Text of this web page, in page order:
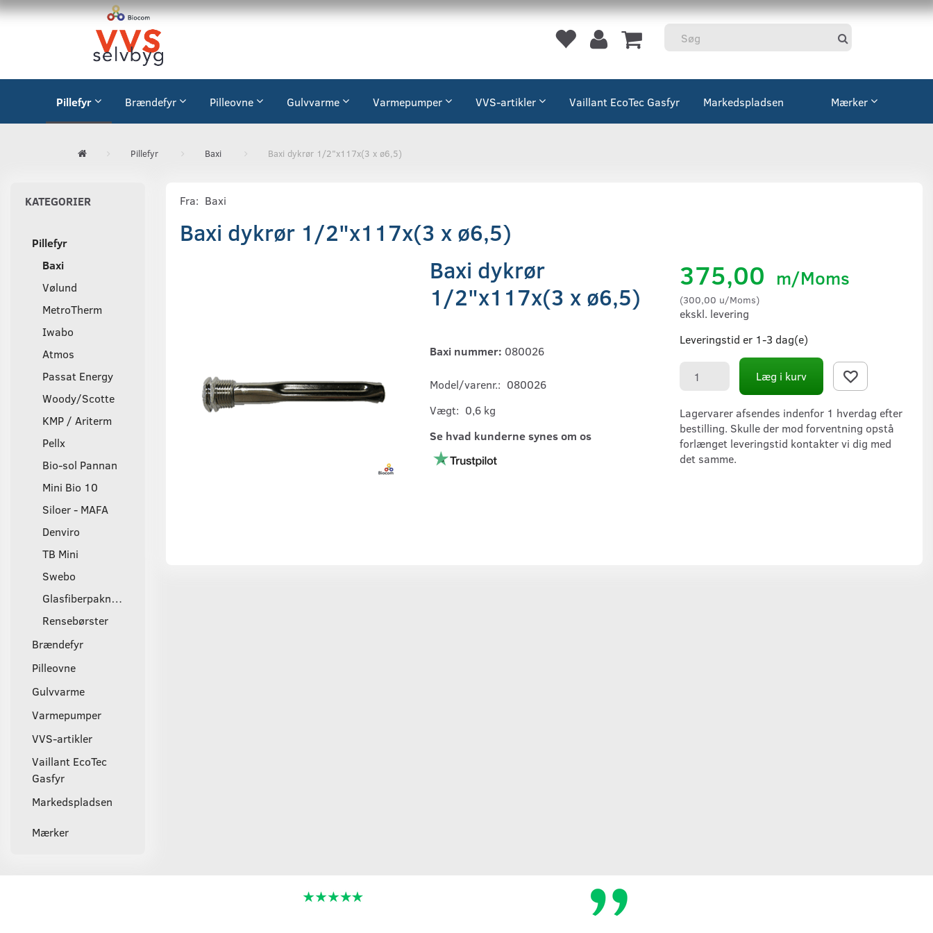
Pillefyr Brændefyr Pilleovne Gulvvarme Varmepumper VVS-artikler Vaillant EcoTec Gasfyr Markedspladsen Mærker
Pillefyr Baxi Baxi dykrør 1/2"x117x(3 x ø6,5)
KATEGORIER
Pillefyr
Baxi
Vølund
MetroTherm
Iwabo
Atmos
Passat Energy
Woody/Scotte
KMP / Ariterm
Pellx
Bio-sol Pannan
Mini Bio 10
Siloer - MAFA
Denviro
TB Mini
Swebo
Glasfiberpakninger
Rensebørster
Brændefyr
Pilleovne
Gulvvarme
Varmepumper
VVS-artikler
Vaillant EcoTec
Gasfyr
Markedspladsen
Mærker
Fra: Baxi
Baxi dykrør 1/2"x117x(3 x ø6,5)
Baxi dykrør
1/2"x117x(3 x ø6,5)
Baxi nummer: 080026
Model/varenr.: 080026
Vægt: 0,6 kg
Se hvad kunderne synes om os
375,00 m/Moms
(300,00 u/Moms)
ekskl. levering
Leveringstid er 1-3 dag(e)
Læg i kurv
Lagervarer afsendes indenfor 1 hverdag efter
bestilling. Skulle der mod forventning opstå
forlænget leveringstid kontakter vi dig med
det samme.